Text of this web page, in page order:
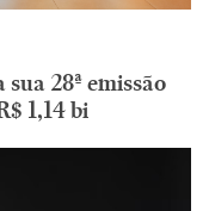
28ª emissão
1,14 bi